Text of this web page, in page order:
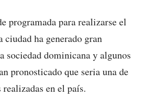
programada para realizarse el
ciudad ha generado gran
sociedad dominicana y algunos
pronosticado que seria una de
realizadas en el país.